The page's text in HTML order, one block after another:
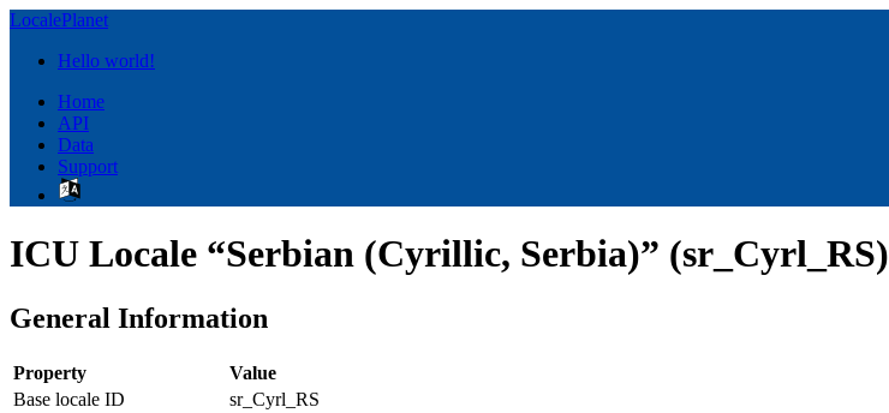
LocalePlanet
Hello world!
Home
API
Data
Support
ICU Locale “Serbian (Cyrillic, Serbia)” (sr_Cyrl_RS)
General Information
Property
Value
Base locale ID
sr_Cyrl_RS